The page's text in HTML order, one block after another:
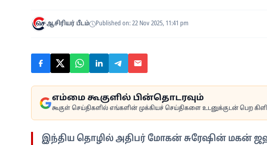
ஆசிரியர் பீடம் Published on: 22 Nov 2025, 11:41 pm
எம்மை கூகுளில் பின்தொடரவும்
கூகுள் செய்திகளில் எங்களின் முக்கியச் செய்திகளை உடனுக்குடன் பெற
இந்திய தொழில் அதிபர் மோகன் சுரேஷின் மகன்